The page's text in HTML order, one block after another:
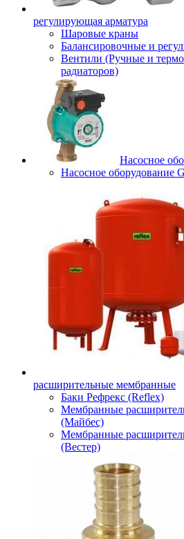
регулирующая арматура
Шаровые краны
Балансировочные и
Вентили (Ручные и
радиаторов)
Насосное
Насосное оборудование
расширительные мембранные
Баки Рефрекс (Reflex)
Мембранные
(Майбес)
Мембранные
(Вестер)